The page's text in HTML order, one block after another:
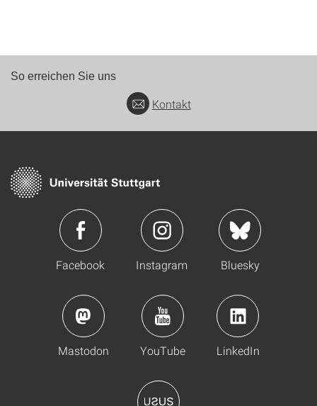
So erreichen Sie uns
Kontakt
Facebook Instagram Bluesky
Mastodon YouTube LinkedIn